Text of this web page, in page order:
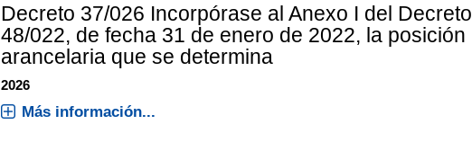
Decreto 37/026 Incorpórase al Anexo I del Decreto
48/022, de fecha 31 de enero de 2022, la posición
arancelaria que se determina
2026
Más información...